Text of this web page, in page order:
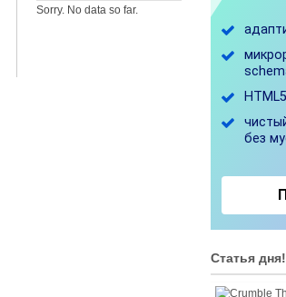
Статья дня!
Sorry. No data so far.